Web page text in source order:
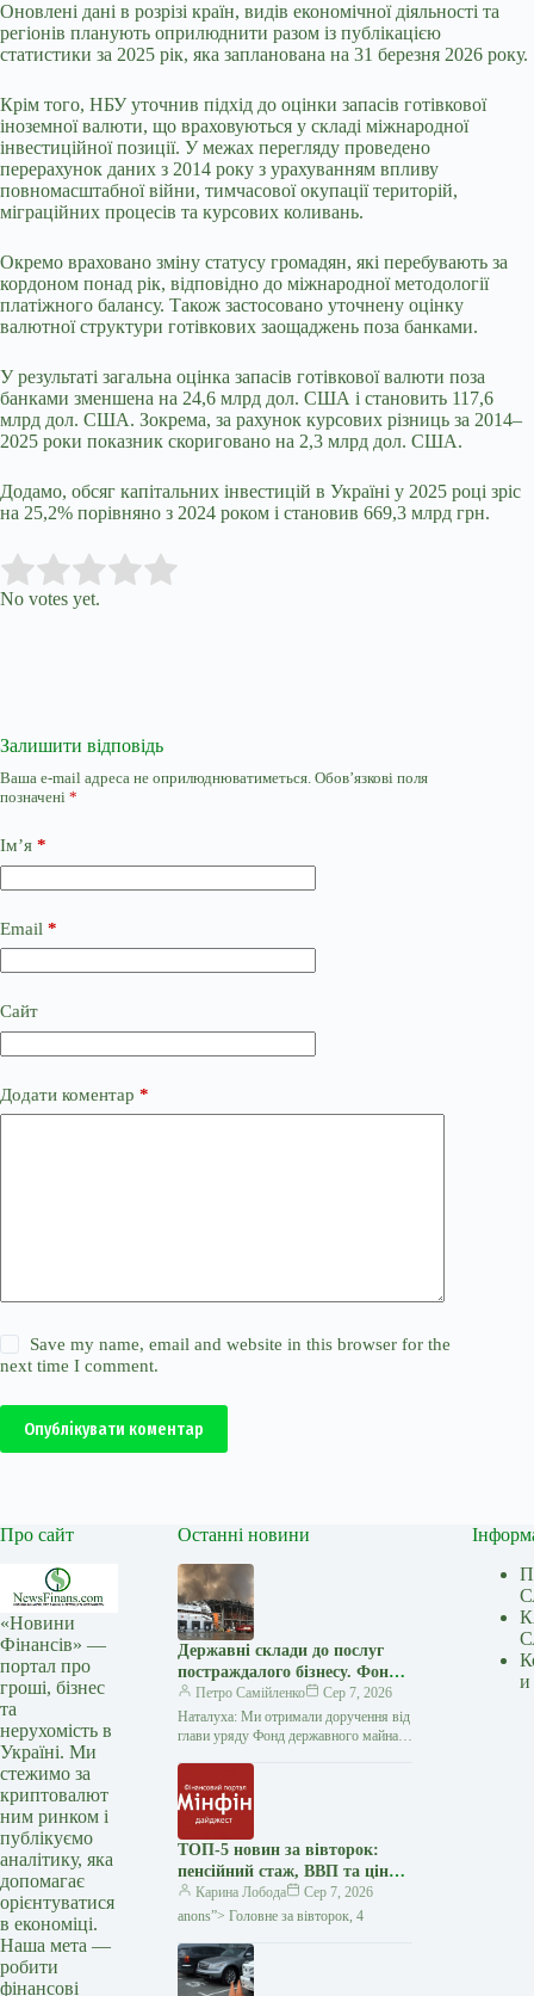
Оновлені дані в розрізі країн, видів економічної діяльності та
регіонів планують оприлюднити разом із публікацією
статистики за 2025 рік, яка запланована на 31 березня 2026 року.
Крім того, НБУ уточнив підхід до оцінки запасів готівкової
іноземної валюти, що враховуються у складі міжнародної
інвестиційної позиції. У межах перегляду проведено
перерахунок даних з 2014 року з урахуванням впливу
повномасштабної війни, тимчасової окупації територій,
міграційних процесів та курсових коливань.
Окремо враховано зміну статусу громадян, які перебувають за
кордоном понад рік, відповідно до міжнародної методології
платіжного балансу. Також застосовано уточнену оцінку
валютної структури готівкових заощаджень поза банками.
У результаті загальна оцінка запасів готівкової валюти поза
банками зменшена на 24,6 млрд дол. США і становить 117,6
млрд дол. США. Зокрема, за рахунок курсових різниць за 2014–
2025 роки показник скориговано на 2,3 млрд дол. США.
Додамо, обсяг капітальних інвестицій в Україні у 2025 році зріс
на 25,2% порівняно з 2024 роком і становив 669,3 млрд грн.
Rate this item:
No votes yet.
Залишити відповідь
Ваша e-mail адреса не оприлюднюватиметься. Обов’язкові поля
позначені *
Ім’я *
Email *
Сайт
Додати коментар *
Save my name, email and website in this browser for the
next time I comment.
Опублікувати коментар
Про сайт
«Новини
Фінансів» —
портал про
гроші, бізнес
та
нерухомість в
Україні. Ми
стежимо за
криптовалют
ним ринком і
публікуємо
аналітику, яка
допомагає
орієнтуватися
в економіці.
Наша мета —
робити
фінансові
Останні новини
Державні склади до послуг
постраждалого бізнесу. Фонд
держмайна отримав завдання
від прем’єра
Петро Самійленко
Сер 7, 2026
Наталуха: Ми отримали доручення від
глави уряду Фонд державного майна
визначити об’єкти, які…
ТОП-5 новин за вівторок:
пенсійний стаж, ВВП та ціни
на пальне — Мінфін
Карина Лобода
Сер 7, 2026
anons”> Головне за вівторок, 4
и